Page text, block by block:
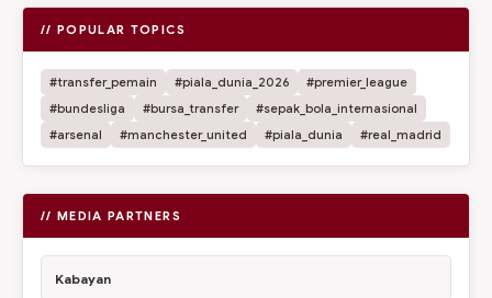
// POPULAR TOPICS
#transfer_pemain #piala_dunia_2026
#premier_league
#bundesliga
#bursa_transfer
#sepak_bola_internasional
#arsenal
#manchester_united #piala_dunia #real_madrid
// MEDIA PARTNERS
Kabayan